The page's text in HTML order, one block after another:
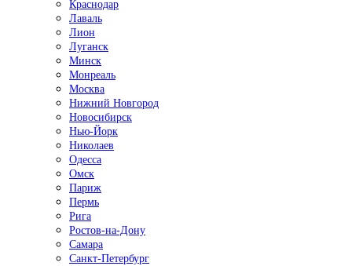
Краснодар
Лаваль
Лион
Луганск
Минск
Монреаль
Москва
Нижний Новгород
Новосибирск
Нью-Йорк
Николаев
Одесса
Омск
Париж
Пермь
Рига
Ростов-на-Дону
Самара
Санкт-Петербург